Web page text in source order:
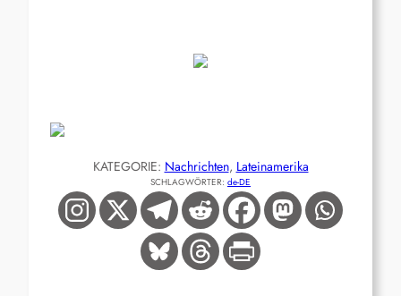
KATEGORIE: Nachrichten, Lateinamerika
SCHLAGWÖRTER: de-DE